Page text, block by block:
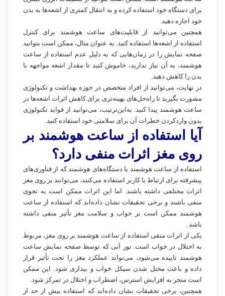
برای دستگاه خود استفاده کرده و به انتقال کمتری از اشعه‌ها به بدن
خود اجازه دهید.
همچنین می‌توانید از قابلیت‌های ساعت هوشمند برای کنترل
استفاده از اشعه‌ها استفاده کنید. به عنوان مثال، ممکن است بتوانید
صفحه نمایش را در زمان‌هایی که به دلیل عدم استفاده از ساعت
هوشمند، به آن نیاز ندارید، خاموش کنید تا مقدار اشعه مواجهه با
بدن را کاهش دهید.
در نهایت، می‌توانید از افراد متخصص در حوزه بهداشت و تکنولوژی
مشورت بگیرید تا راه‌حل‌های بهینه‌تری برای کاهش اثرات اشعه‌ها در
ساعت هوشمند پیدا کنید. به‌این‌ترتیب، می‌توانید از فواید تکنولوژی
بدون واردکردن خطرات آن برای سلامتی خود استفاده کنید.
آیا استفاده از ساعت هوشمند بر
روی مغز اثرات منفی دارد؟
استفاده از ساعت هوشمند یا دستگاه‌های هوشمند که از فناوری‌های
پیشرفته برای ارتباط با کاربر استفاده می‌کنند، می‌توانند بر روی مغز
اثرات مختلفی داشته باشند. اما این اثرات ممکن است به نحوی
منفی باشند و برخی تحقیقات نشان داده‌اند که استفاده از ساعت
هوشمند ممکن است بر خواب و سلامت مغز تأثیر منفی داشته
باشد.
یکی از اثرات منفی استفاده از ساعت هوشمند بر روی مغز، مربوط
به اختلال در خواب است. نور آبی که توسط صفحه نمایش ساعت
هوشمند تابیده می‌شود، می‌تواند عملکرد مغز را تحت تأثیر قرار
داده و باعث مختل شدن سیکل خواب و بیداری شود. این ممکن
است منجر به افزایش استرس، اضطراب و اختلال در تمرکز شود.
همچنین، برخی تحقیقات نشان داده‌اند که استفاده بیش از حد از